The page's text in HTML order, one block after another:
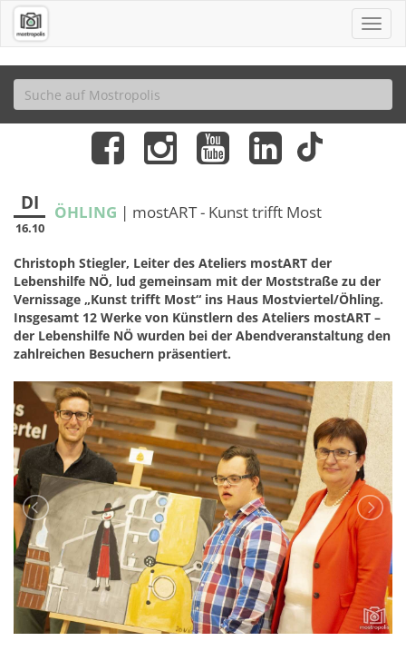
DI
16.10
ÖHLING | mostART - Kunst trifft Most
Christoph Stiegler, Leiter des Ateliers mostART der
Lebenshilfe NÖ, lud gemeinsam mit der Moststraße zu der
Vernissage „Kunst trifft Most“ ins Haus Mostviertel/Öhling.
Insgesamt 12 Werke von Künstlern des Ateliers mostART –
der Lebenshilfe NÖ wurden bei der Abendveranstaltung den
zahlreichen Besuchern präsentiert.